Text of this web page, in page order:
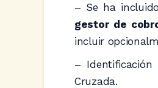
– Se ha
gestor de
incluir
– Identificación
Cruzada.